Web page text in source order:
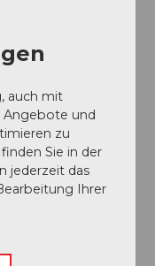
Bahnhof Altdorf
auch mit
Angebote und
zu
Sie in der
jederzeit das
Ihrer